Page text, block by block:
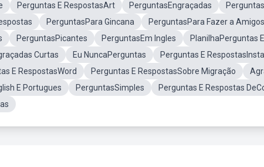
Perguntas E RespostasArt PerguntasEngraçadas
PerguntasPara Gincana PerguntasPara Fazer a Amigos
PerguntasPicantes PerguntasEm Ingles PlanilhaPerguntas
Curtas
Eu NuncaPerguntas Perguntas E
E RespostasWord Perguntas E RespostasSobre Migração
E Portugues
PerguntasSimples
Perguntas E Respostas